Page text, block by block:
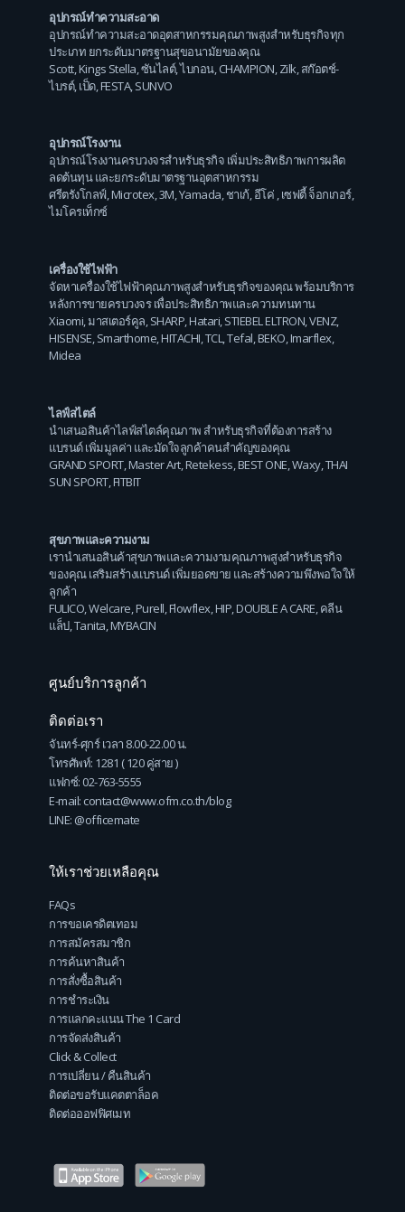
อุปกรณ์ทำความสะอาด
อุปกรณ์ทำความสะอาดอุตสาหกรรมคุณภาพสูงสำหรับธุรกิจทุก
ประเภท ยกระดับมาตรฐานสุขอนามัยของคุณ
Scott, Kings Stella ซันไลต์,ไบกอน, CHAMPION Zilk สก๊อตช์-
ไบรต์, เป็ด, FESTA, SUNVO
อุปกรณ์โรงงาน
อุปกรณ์โรงงานครบวงจรสำหรับธุรกิจ เพิ่มประสิทธิภาพการผลิต
ลดต้นทุน และยกระดับมาตรฐานอุตสาหกรรม
ศรีตรังโกลฟ์,Microtex,3M,Yamada,ชาเก้,อีโค่ ,เซฟตี้ จ็อกเกอร์,
ไมโครเท็กซ์
เครื่องใช้ไฟฟ้า
จัดหาเครื่องใช้ไฟฟ้าคุณภาพสูงสำหรับธุรกิจของคุณ พร้อมบริการ
หลังการขายครบวงจร เพื่อประสิทธิภาพและความทนทาน
Xiaomi,มาสเตอร์คูล,SHARP,Hatari,STIEBEL ELTRON,VENZ,
HISENSE,Smarthome,HITACHI,TCL,Tefal,BEKO,Imarflex,
Midea
ไลฟ์สไตล์
นำเสนอสินค้าไลฟ์สไตล์คุณภาพ สำหรับธุรกิจที่ต้องการสร้าง
แบรนด์ เพิ่มมูลค่า และมัดใจลูกค้าคนสำคัญของคุณ
GRAND SPORT,Master Art,Retekess,BEST ONE,Waxy,THAI
SUN SPORT,FITBIT
สุขภาพและความงาม
เรานำเสนอสินค้าสุขภาพและความงามคุณภาพสูงสำหรับธุรกิจ
ของคุณ เสริมสร้างแบรนด์ เพิ่มยอดขาย และสร้างความพึงพอใจให้
ลูกค้า
FULICO,Welcare,Purell,Flowflex,HIP,DOUBLE A CARE,คลีน
แล็ป,Tanita,MYBACIN
ศูนย์บริการลูกค้า
ติดต่อเรา
จันทร์-ศุกร์ เวลา 8.00-22.00 น.
โทรศัพท์: 1281 ( 120 คู่สาย )
แฟกซ์: 02-763-5555
E-mail: contact@www.ofm.co.th/blog
LINE: @officemate
ให้เราช่วยเหลือคุณ
FAQs
การขอเครดิตเทอม
การสมัครสมาชิก
การค้นหาสินค้า
การสั่งซื้อสินค้า
การชำระเงิน
การแลกคะแนน The 1 Card
การจัดส่งสินค้า
Click & Collect
การเปลี่ยน / คืนสินค้า
ติดต่อขอรับแคตตาล็อค
ติดต่อออฟฟิศเมท